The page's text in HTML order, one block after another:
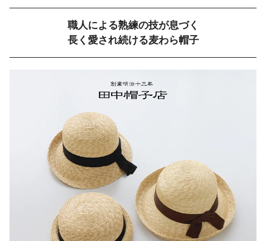
職人による熟練の技が息づく
長く愛され続ける麦わら帽子